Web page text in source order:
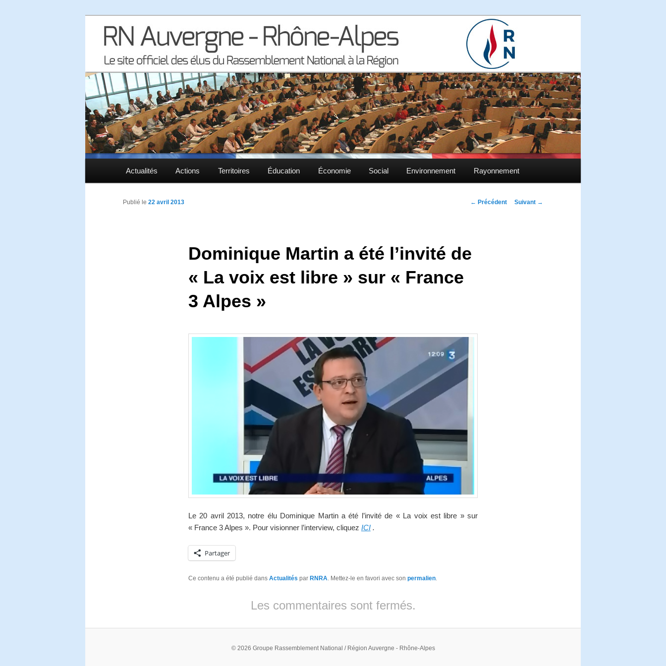
RN Auvergne – Rhône-Alpes
Aller au contenu principal
Aller au contenu secondaire
Actualités Actions Territoires Éducation Économie Social Environnement Rayonnement
Navigation des
← Précédent Suivant →
Dominique Martin a été l’invité de
« La voix est libre » sur « France
3 Alpes »
Publié le 22 avril 2013
Le 20 avril 2013, notre élu Dominique Martin a été l’invité de « La voix est libre » sur
« France 3 Alpes ». Pour visionner l’interview, cliquez ICI.
Partager
Ce contenu a été publié dans Actualités par RNRA. Mettez-le en favori avec son permalien.
Les commentaires sont fermés.
© 2026 Groupe Rassemblement National / Région Auvergne - Rhône-Alpes